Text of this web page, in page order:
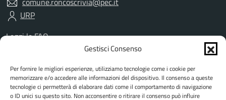
Gestisci Consenso
Per fornire le migliori esperienze, utilizziamo tecnologie come i cookie per
memorizzare e/o accedere alle informazioni del dispositivo. Il consenso a queste
tecnologie ci permetterà di elaborare dati come il comportamento di navigazione
o ID unici su questo sito. Non acconsentire o ritirare il consenso può influire
URP
Leggi le FAQ
Prenotazione appuntamento
Richiesta assistenza
Amministrazione trasparente
Albo Pretorio